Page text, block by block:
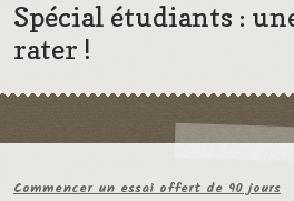
Spécial étudiants :
rater !
Commencer un essai offert de 90 jours